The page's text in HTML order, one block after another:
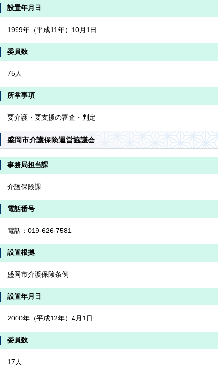
設置年月日
1999年（平成11年）10月1日
委員数
75人
所掌事項
要介護・要支援の審査・判定
盛岡市介護保険運営協議会
事務局担当課
介護保険課
電話番号
電話：019-626-7581
設置根拠
盛岡市介護保険条例
設置年月日
2000年（平成12年）4月1日
委員数
17人